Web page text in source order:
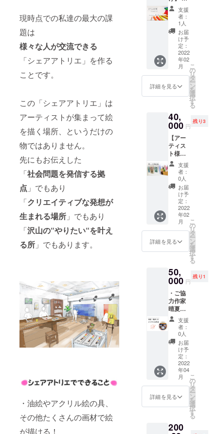
現時点での私達の最大の課
題は
様々な人が交流できる
「シェアアトリエ」を作る
ことです。
この「シェアアトリエ」は
アーティストが集まって絵
を描く場所、というだけの
物ではありません。
先にもお伝えした
「社会問題を発信する拠
点 」でもあり
「クリエイティブな発想が
生まれる場所 」でもあり
「沢山の“やりたい“を叶え
る所 」でもあります。
・油絵やアクリル絵の具、
その他たくさんの画材で絵
が描ける！
溶液) ・
パレッ
ト ・油
壷(画溶
液入れ)
・キャ
ンバス
F3号 ・
ブラシ
ナー ・
収納
ベント
一緒に
考えま
しょう
の券 こ
ういう
ことが
できま
す！
テーマ
指定
アート
コンペ
ショ
ン、体
験型
アート
イベン
ト、ラ
イブペ
イント
等アー
トに関
するこ
となら
なんで
もやり
ます！
※公序良
俗に反
反する
内容な
どはお
受けで
きませ
ん。 ※
打ち合
わせ時
は公共
の場所
で面会
しま
す。 備
考欄に
企業名
の記載
をお願
予定日
支援
者：
1人
お届
け予
定：
2022
年02
月
詳細を見る
こ
の
リ
タ
ー
ン
を
選
択
す
る
40,
000 円
残り3
【アー
ティス
ト様向
け】 ・
シェア
アトリ
エ内
ギャラ
リー展
示権(14
日間) ・
オープ
ニング
レセプ
ション
招待状
リエ内
のギャ
ラリー
で個展
ができ
ます。
販売可
能、手
数料取
りませ
ん。搬
入搬出
等は
アー
ティス
ト様で
お願い
グルー
支援
者：
0人
お届
け予
定：
2022
年02
月
詳細を見る
こ
の
リ
タ
ー
ン
を
選
択
す
る
50,
000 円
残り1
・ご協
力作家
晴夏様
による
オリジ
ナル作
品1点
・サン
クスレ
ター ★
作品詳
細 ・油
彩・サ
イズ
100×75
㎜ ★流
描いて
支援
者：
0人
お届
け予
定：
2022
年04
月
詳細を見る
こ
の
リ
タ
ー
ン
を
選
択
す
る
200